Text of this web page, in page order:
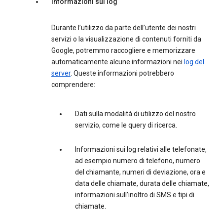
Informazioni sui log
Durante l’utilizzo da parte dell’utente dei nostri
servizi o la visualizzazione di contenuti forniti da
Google, potremmo raccogliere e memorizzare
automaticamente alcune informazioni nei log del
server. Queste informazioni potrebbero
comprendere:
Dati sulla modalità di utilizzo del nostro
servizio, come le query di ricerca.
Informazioni sui log relativi alle telefonate,
ad esempio numero di telefono, numero
del chiamante, numeri di deviazione, ora e
data delle chiamate, durata delle chiamate,
informazioni sull’inoltro di SMS e tipi di
chiamate.